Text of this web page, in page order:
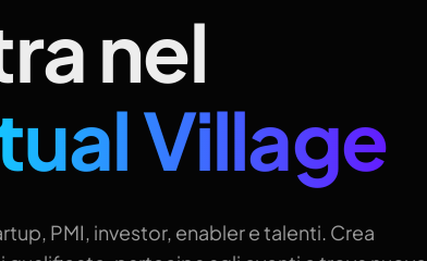
nel
Village
PMI, investor, enabler e talenti. Crea